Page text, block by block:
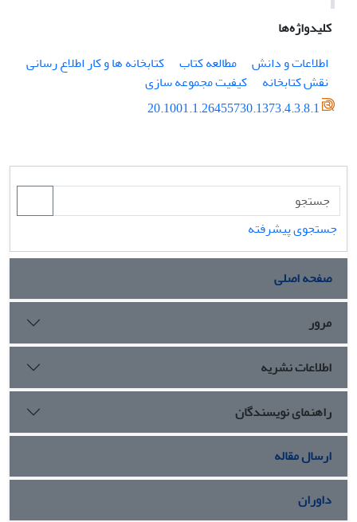
کلیدواژه‌ها
اطلاعات و دانش
مطالعه کتاب
کتابخانه ها و کار اطلاع رسانی
نقش کتابخانه
کیفیت مجموعه سازی
20.1001.1.26455730.1373.4.3.8.1
جستجوی پیشرفته
صفحه اصلی
مرور
اطلاعات نشریه
راهنمای نویسندگان
ارسال مقاله
داوران